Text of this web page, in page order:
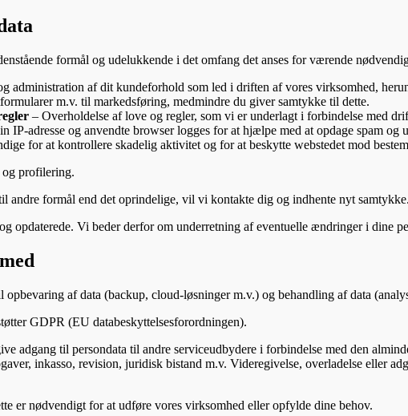
formål og udelukkende i det omfang det anses for værende
administration af dit kundeforhold som led i driften af vores virksomhed,
m.v. til markedsføring, medmindre du giver samtykke til dette.
– Overholdelse af love og regler, som vi er underlagt i forbindelse med
IP-adresse og anvendte browser logges for at hjælpe med at opdage spam
for at kontrollere skadelig aktivitet og for at beskytte webstedet mod
og profilering.
andre formål end det oprindelige, vil vi kontakte dig og indhente nyt samtykke.
opdaterede. Vi beder derfor om underretning af eventuelle ændringer i dine
af data (backup, cloud-løsninger m.v.) og behandling af data
GDPR (EU databeskyttelsesforordningen).
adgang til persondata til andre serviceudbydere i forbindelse med den
inkasso, revision, juridisk bistand m.v. Videregivelse, overladelse eller
er nødvendigt for at udføre vores virksomhed eller opfylde dine behov.